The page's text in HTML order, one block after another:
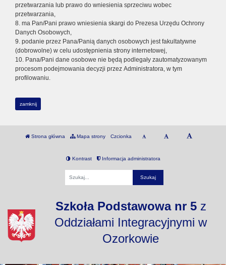
przetwarzania lub prawo do wniesienia sprzeciwu wobec
przetwarzania,
8. ma Pan/Pani prawo wniesienia skargi do Prezesa Urzędu Ochrony
Danych Osobowych,
9. podanie przez Pana/Panią danych osobowych jest fakultatywne
(dobrowolne) w celu udostępnienia strony internetowej,
10. Pana/Pani dane osobowe nie będą podlegały zautomatyzowanym
procesom podejmowania decyzji przez Administratora, w tym
profilowaniu.
zamknij
Strona główna Mapa strony Czcionka
Kontrast Informacja administratora
Szkoła Podstawowa nr 5z
Oddziałami Integracyjnymi w
Ozorkowie